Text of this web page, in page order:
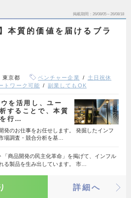
掲載期間 26/08/05～26/08/18
本質的価値を届けるブラ
東京都 ベンチャー企業
土日祝休
トワーク可能 副業してもOK
を活用し、ユー
することで、本質
行…
発のお仕事をお任せします。 発掘したインフ
場調査・競合分析を基…
「商品開発の民主化革命」を掲げて、インフル
る製品を生み出しています。 市…
詳細へ